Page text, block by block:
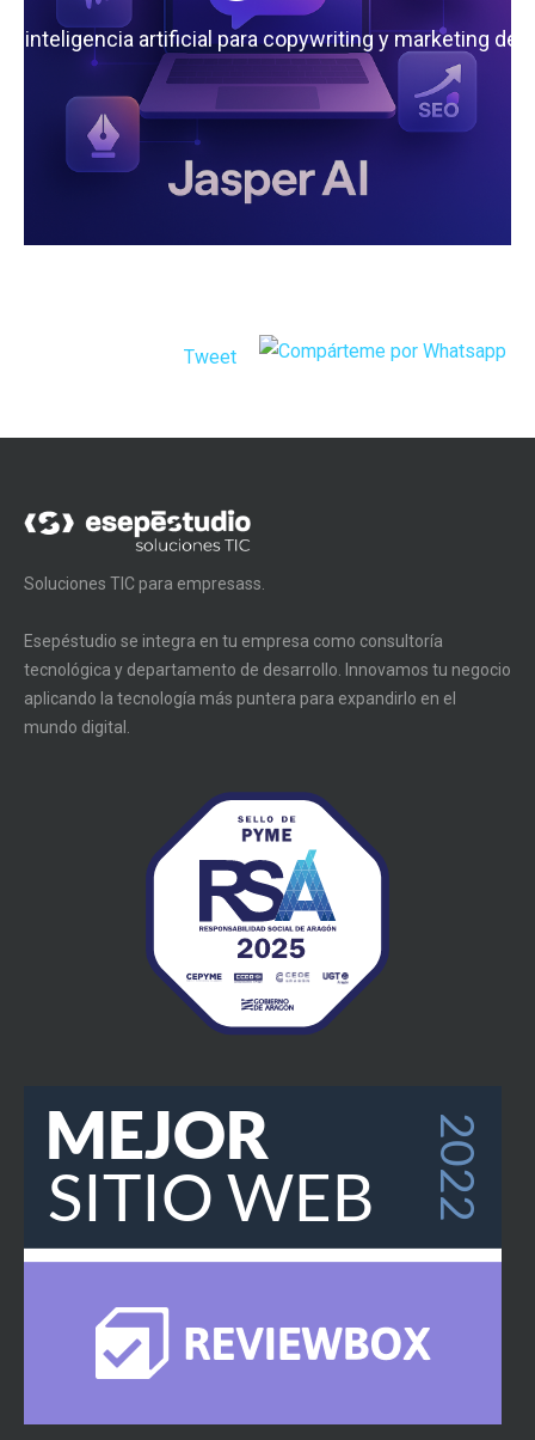
la inteligencia artificial para copywriting y marketing de
Tweet
Soluciones TIC para empresass.
Esepéstudio se integra en tu empresa como consultoría
tecnológica y departamento de desarrollo. Innovamos tu negocio
aplicando la tecnología más puntera para expandirlo en el
mundo digital.